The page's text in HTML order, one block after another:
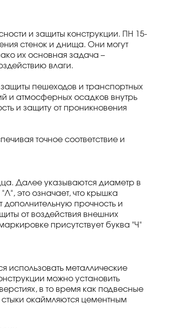
и защиты конструкции. ПН 15-
стенок и днища. Они могут
их основная задача –
влаги.
пешеходов и транспортных
и атмосферных осадков внутрь
и защиту от проникновения
точное соответствие и
Далее указываются диаметр в
это означает, что крышка
прочность и
от воздействия внешних
присутствует буква "Ч"
использовать металлические
можно установить
в то время как подвесные
окаймляются цементным